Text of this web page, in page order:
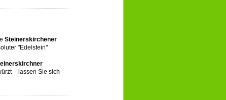
Steinerskirchener
"Edelstein"
- lassen Sie sich